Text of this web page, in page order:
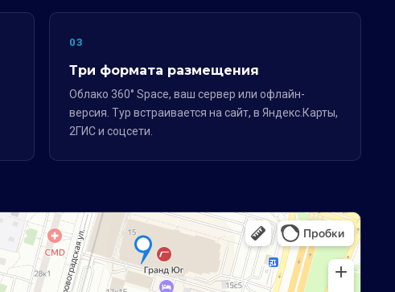
03
Три формата размещения
Облако 360° Space, ваш сервер или офлайн-
версия. Тур встраивается на сайт, в Яндекс.Карты,
2ГИС и соцсети.